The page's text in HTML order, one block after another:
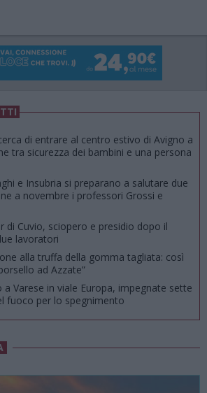
di entrare al centro estivo di Avigno a
tra sicurezza dei bambini e una persona
e Insubria si preparano a salutare due
a novembre i professori Grossi e
di Cuvio, sciopero e presidio dopo il
lavoratori
alla truffa della gomma tagliata: così
ad Azzate”
a Varese in viale Europa, impegnate sette
fuoco per lo spegnimento